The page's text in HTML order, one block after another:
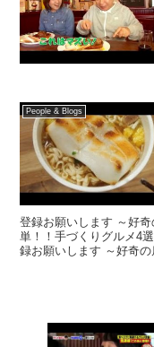
People & Blogs
登録お願いします ～好
単！！手づくりグルメ4
録お願いします ～好奇